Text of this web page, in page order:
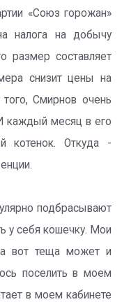
«Союз горожан»
налога на добычу
размер составляет
снизит цены на
Смирнов очень
каждый месяц в его
котенок. Откуда -
подбрасывают
у себя кошечку. Мои
а вот теща может и
поселить в моем
в моем кабинете